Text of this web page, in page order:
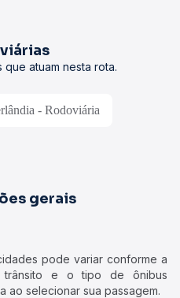
atuam nesta rota.
- Rodoviária
gerais
pode variar conforme a
trânsito e o tipo de ônibus
ao selecionar sua passagem.